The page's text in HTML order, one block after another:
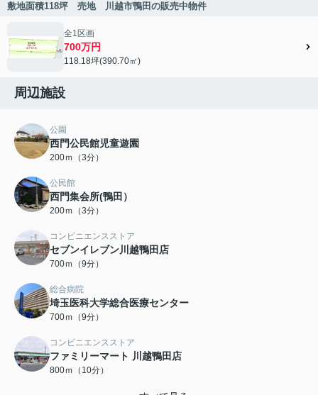
敷地面積118坪 売地 川越市鴨田の販売中物件
全1区画
700万円
118.18坪(390.70㎡)
周辺施設
公園
西門公民館児童遊園
200ｍ（3分）
公民館
西門集会所(鴨田）
200ｍ（3分）
コンビニエンスストア
セブンイレブン川越鴨田店
700ｍ（9分）
総合病院
埼玉医科大学総合医療センター
700ｍ（9分）
コンビニエンスストア
ファミリーマート 川越鴨田店
800ｍ（10分）